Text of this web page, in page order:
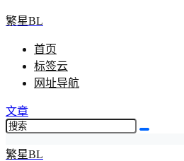
繁星BL
首页
标签云
网址导航
文章
繁星BL